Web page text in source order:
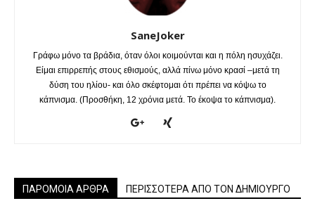
SaneJoker
Γράφω μόνο τα βράδια, όταν όλοι κοιμούνται και η πόλη ησυχάζει.
Είμαι επιρρεπής στους εθισμούς, αλλά πίνω μόνο κρασί –μετά τη
δύση του ηλίου- και όλο σκέφτομαι ότι πρέπει να κόψω το
κάπνισμα. (Προσθήκη, 12 χρόνια μετά. Το έκοψα το κάπνισμα).
ΠΑΡΟΜΟΙΑ ΑΡΘΡΑ ΠΕΡΙΣΣΟΤΕΡΑ ΑΠΟ ΤΟΝ ΔΗΜΙΟΥΡΓΟ